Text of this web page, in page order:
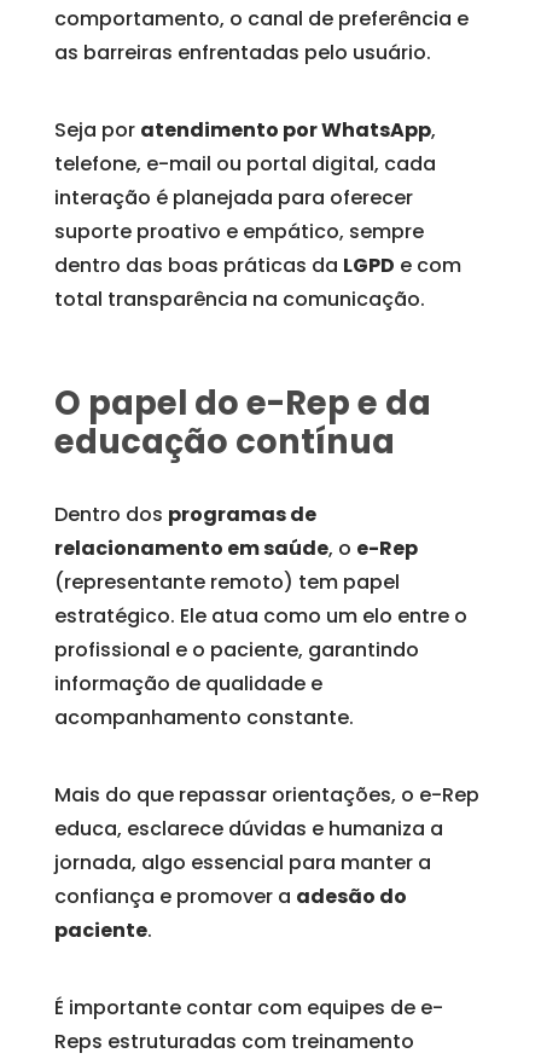
comportamento, o canal de preferência e
as barreiras enfrentadas pelo usuário.
Seja por atendimento por WhatsApp,
telefone, e-mail ou portal digital, cada
interação é planejada para oferecer
suporte proativo e empático, sempre
dentro das boas práticas da LGPD e com
total transparência na comunicação.
O papel do e-Rep e da
educação contínua
Dentro dos programas de
relacionamento em saúde, o e-Rep
(representante remoto) tem papel
estratégico. Ele atua como um elo entre o
profissional e o paciente, garantindo
informação de qualidade e
acompanhamento constante.
Mais do que repassar orientações, o e-Rep
educa, esclarece dúvidas e humaniza a
jornada, algo essencial para manter a
confiança e promover a adesão do
paciente.
É importante contar com equipes de e-
Reps estruturadas com treinamento